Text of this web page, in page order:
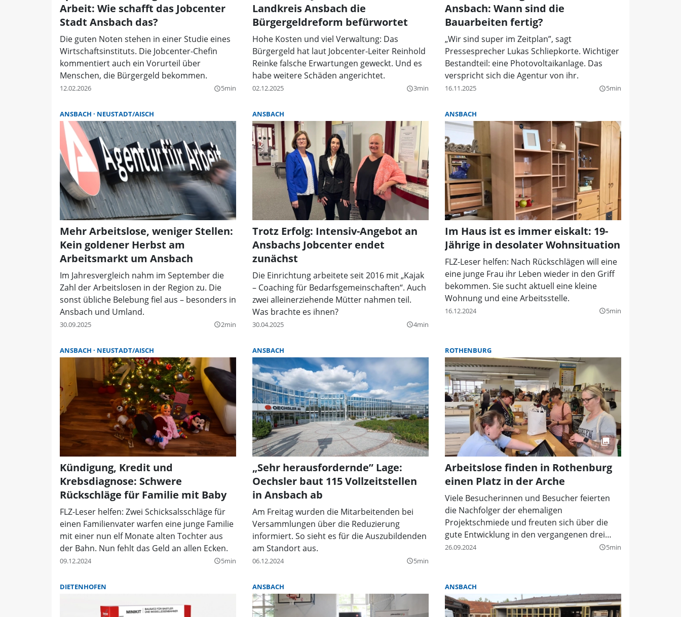
Arbeit: Wie schafft das Jobcenter
Stadt Ansbach das?
Die guten Noten stehen in einer Studie eines
Wirtschaftsinstituts. Die Jobcenter-Chefin
kommentiert auch ein Vorurteil über
Menschen, die Bürgergeld bekommen.
12.02.2026 query_builder5min
Landkreis Ansbach die
Bürgergeldreform befürwortet
Hohe Kosten und viel Verwaltung: Das
Bürgergeld hat laut Jobcenter-Leiter Reinhold
Reinke falsche Erwartungen geweckt. Und es
habe weitere Schäden angerichtet.
02.12.2025 query_builder3min
Ansbach: Wann sind die
Bauarbeiten fertig?
„Wir sind super im Zeitplan”, sagt
Pressesprecher Lukas Schliepkorte. Wichtiger
Bestandteil: eine Photovoltaikanlage. Das
verspricht sich die Agentur von ihr.
16.11.2025 query_builder5min
ANSBACH NEUSTADT/AISCH
Mehr Arbeitslose, weniger Stellen:
Kein goldener Herbst am
Arbeitsmarkt um Ansbach
Im Jahresvergleich nahm im September die
Zahl der Arbeitslosen in der Region zu. Die
sonst übliche Belebung fiel aus – besonders in
Ansbach und Umland.
30.09.2025 query_builder2min
ANSBACH
Trotz Erfolg: Intensiv-Angebot an
Ansbachs Jobcenter endet
zunächst
Die Einrichtung arbeitete seit 2016 mit „Kajak
– Coaching für Bedarfsgemeinschaften“. Auch
zwei alleinerziehende Mütter nahmen teil.
Was brachte es ihnen?
30.04.2025 query_builder4min
ANSBACH
Im Haus ist es immer eiskalt: 19-
Jährige in desolater Wohnsituation
FLZ-Leser helfen: Nach Rückschlägen will eine
eine junge Frau ihr Leben wieder in den Griff
bekommen. Sie sucht aktuell eine kleine
Wohnung und eine Arbeitsstelle.
16.12.2024 query_builder5min
ANSBACH NEUSTADT/AISCH
Kündigung, Kredit und
Krebsdiagnose: Schwere
Rückschläge für Familie mit Baby
FLZ-Leser helfen: Zwei Schicksalsschläge für
einen Familienvater warfen eine junge Familie
mit einer nun elf Monate alten Tochter aus
der Bahn. Nun fehlt das Geld an allen Ecken.
09.12.2024 query_builder5min
ANSBACH
„Sehr herausfordernde” Lage:
Oechsler baut 115 Vollzeitstellen
in Ansbach ab
Am Freitag wurden die Mitarbeitenden bei
Versammlungen über die Reduzierung
informiert. So sieht es für die Auszubildenden
am Standort aus.
06.12.2024 query_builder5min
ROTHENBURG
Arbeitslose finden in Rothenburg
einen Platz in der Arche
Viele Besucherinnen und Besucher feierten
die Nachfolger der ehemaligen
Projektschmiede und freuten sich über die
gute Entwicklung in den vergangenen drei
Jahren.
26.09.2024 query_builder5min
DIETENHOFEN ANSBACH ANSBACH